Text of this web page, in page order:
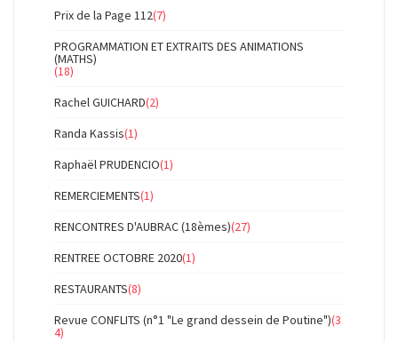
Prix de la Page 112(7)
PROGRAMMATION ET EXTRAITS DES ANIMATIONS
(MATHS)
(18)
Rachel GUICHARD(2)
Randa Kassis(1)
Raphaël PRUDENCIO(1)
REMERCIEMENTS(1)
RENCONTRES D'AUBRAC (18èmes)(27)
RENTREE OCTOBRE 2020(1)
RESTAURANTS(8)
Revue CONFLITS (n°1 "Le grand dessein de Poutine")(3
4)